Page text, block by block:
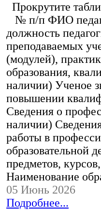
Прокрутите
№ п/п ФИО
должность
преподаваемых
(модулей),
образования,
наличии) Ученое
повышении
Сведения о
наличии)
работы в
образовательной
предметов,
Наименование
05 Июнь 2026
Подробнее...